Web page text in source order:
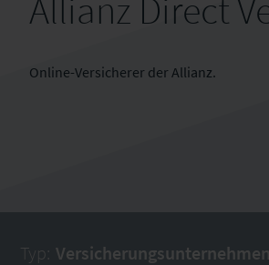
Allianz Direct
Online-Versicherer der Allianz.
Typ: Versicherungsunternehmen